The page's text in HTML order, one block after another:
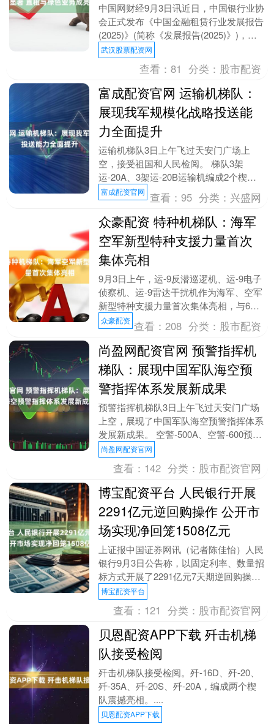
中国网财经9月3日讯近日，中国银行业协
会正式发布《中国金融租赁行业发展报告
(2025)》(简称《发展报告(2025)》)，
2024年，金融租赁行业在监管引导
下，....
武汉股票配资网
查看：81 分类： 股市配资
富成配资官网 运输机梯队：
展现我军规模化战略投送能
力全面提升
运输机梯队3日上午飞过天安门广场上
空，接受祖国和人民检阅。 梯队3架
运-20A、3架运-20B运输机编成2个楔
队，以战斗姿态编组，展现我军规模化战
略投送能力全面....
富成配资官网 查看：95 分类： 兴盛网
众豪配资 特种机梯队：海军
空军新型特种支援力量首次
集体亮相
9月3日上午，运-9反潜巡逻机、运-9电子
侦察机、运-9雷达干扰机作为海军、空军
新型特种支援力量首次集体亮相，与6架
歼-16战机组成特种机梯队，接受祖国和
人民检....
众豪配资 查看：208 分类： 股市配资
尚盈网配资官网 预警指挥机
梯队：展现中国军队海空预
警指挥体系发展新成果
预警指挥机梯队3日上午飞过天安门广场
上空，展现了中国军队海空预警指挥体系
发展新成果。 空警-500A、空警-600预警
机，分别在4架歼-16战机、4架歼-15T....
尚盈网配资官网
查看： 142 分类： 股市配资官网
博宝配资平台 人民银行开展
2291亿元逆回购操作 公开市
场实现净回笼1508亿元
上证报中国证券网讯（记者陈佳怡）人民
银行9月3日公告称，以固定利率、数量招
标方式开展了2291亿元7天期逆回购操
作，投标量与中标量均为2291亿元，操
作利率为1....
博宝配资平台
查看： 121 分类： 股市配资官网
贝恩配资APP下载 歼击机梯
队接受检阅
歼击机梯队接受检阅。歼-16D、歼-20、
歼-35A、歼-20S、歼-20A，编成两个楔
队震撼亮相。....
贝恩配资APP下载